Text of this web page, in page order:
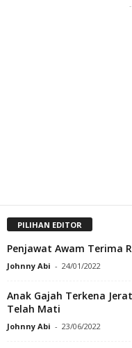
PILIHAN EDITOR
Penjawat Awam Terima
Johnny Abi - 24/01/2022
Anak Gajah Terkena
Telah Mati
Johnny Abi - 23/06/2022